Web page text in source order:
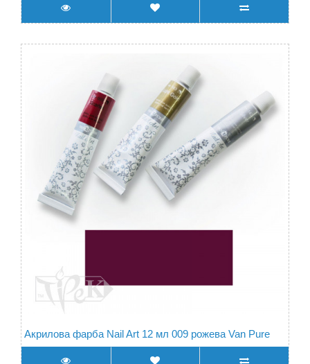
Акрилова фарба Nail Art 12 мл 009 рожева Van Pure